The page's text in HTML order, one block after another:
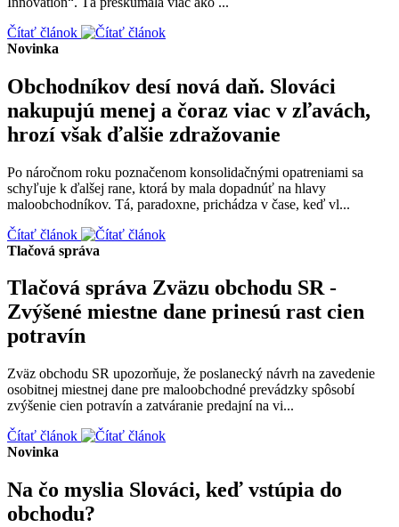
Čítať článok
Novinka
Obchodníkov desí nová daň. Slováci
nakupujú menej a čoraz viac v zľavách,
hrozí však ďalšie zdražovanie
Po náročnom roku poznačenom konsolidačnými opatreniami sa
schyľuje k ďalšej rane, ktorá by mala dopadnúť na hlavy
maloobchodníkov. Tá, paradoxne, prichádza v čase, keď vl...
Čítať článok
Tlačová správa
Tlačová správa Zväzu obchodu SR -
Zvýšené miestne dane prinesú rast cien
potravín
Zväz obchodu SR upozorňuje, že poslanecký návrh na zavedenie
osobitnej miestnej dane pre maloobchodné prevádzky spôsobí
zvýšenie cien potravín a zatváranie predajní na vi...
Čítať článok
Novinka
Na čo myslia Slováci, keď vstúpia do
obchodu?